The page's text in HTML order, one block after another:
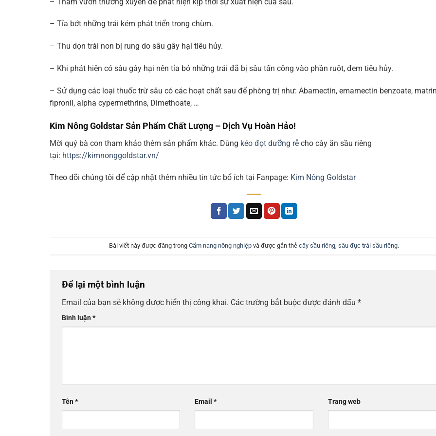
– Tỉa bớt những trái kém phát triển trong chùm.
– Thu dọn trái non bị rung do sâu gây hại tiêu hủy.
– Khi phát hiện có sâu gây hại nên tỉa bỏ những trái đã bị sâu tấn công vào phần ruột, đem tiêu hủy.
– Sử dụng các loại thuốc trừ sâu có các hoạt chất sau để phòng trị như: Abamectin, emamectin benzoate,
fipronil, alpha cypermethrins, Dimethoate, …
Kim Nông Goldstar Sản Phẩm Chất Lượng – Dịch Vụ Hoàn Hảo!
Mời quý bà con tham khảo thêm sản phẩm khác. Dùng kéo đọt dưỡng rễ cho cây ăn sầu riêng
tại: https://kimnonggoldstar.vn/
Theo dõi chúng tôi để cập nhật thêm nhiều tin tức bổ ích tại Fanpage: Kim Nông Goldstar
Bài viết này được đăng trong Cẩm nang nông nghiệp và được gắn thẻ cây sầu riêng sâu đục trái sầu riêng.
Để lại một bình luận
Email của bạn sẽ không được hiển thị công khai. Các trường bắt buộc được đánh dấu *
Bình luận*
Tên* Email* Trang web